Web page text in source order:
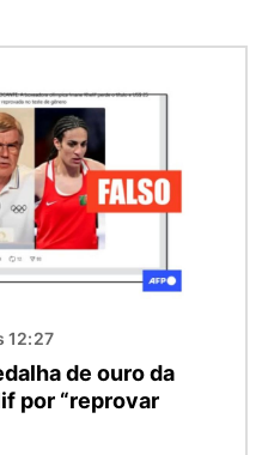
12:27
de ouro da
por “reprovar